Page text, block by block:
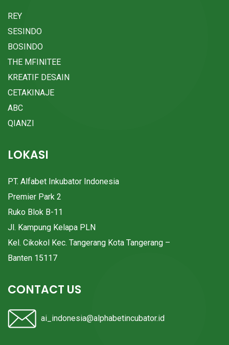
REY
SESINDO
BOSINDO
THE MFINITEE
KREATIF DESAIN
CETAKINAJE
ABC
QIANZI
LOKASI
PT. Alfabet Inkubator Indonesia
Premier Park 2
Ruko Blok B-11
Jl. Kampung Kelapa PLN
Kel. Cikokol Kec. Tangerang Kota Tangerang –
Banten 15117
CONTACT US
ai_indonesia@alphabetincubator.id